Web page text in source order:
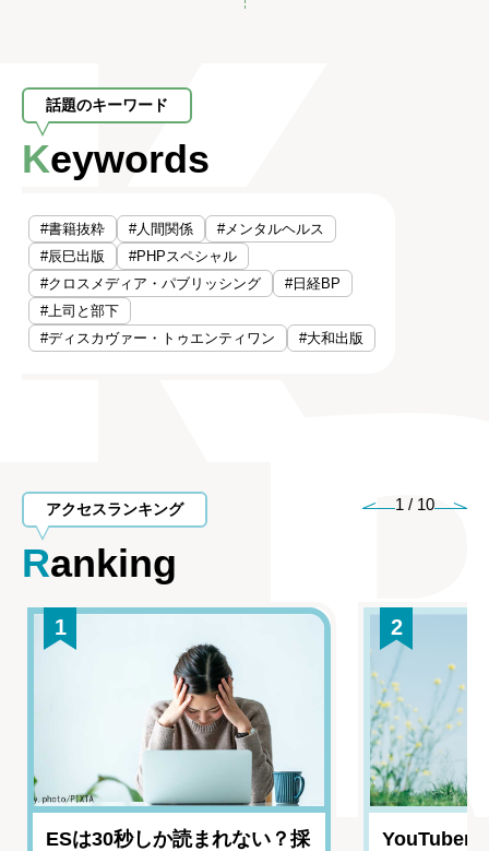
話題のキーワード
Keywords
#書籍抜粋 #人間関係
#メンタルヘルス
#辰巳出版
#PHPスペシャル
#クロスメディア・パブリッシング
#日経BP
#上司と部下
#ディスカヴァー・トゥエンティワン
#大和出版
アクセスランキング
Ranking
1 / 10
1
ESは30秒しか読まれない？採
2
YouTuber